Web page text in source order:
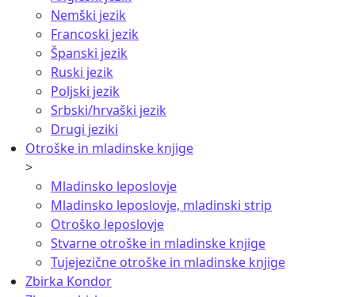
Nemški jezik
Francoski jezik
Španski jezik
Ruski jezik
Poljski jezik
Srbski/hrvaški jezik
Drugi jeziki
Otroške in mladinske knjige
>
Mladinsko leposlovje
Mladinsko leposlovje, mladinski strip
Otroško leposlovje
Stvarne otroške in mladinske knjige
Tujejezične otroške in mladinske knjige
Zbirka Kondor